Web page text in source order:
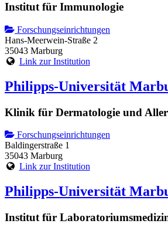
Institut für Immunologie
Forschungseinrichtungen
Hans-Meerwein-Straße 2
35043 Marburg
Link zur Institution
Philipps-Universität
Klinik für Dermatologie und
Forschungseinrichtungen
Baldingerstraße 1
35043 Marburg
Link zur Institution
Philipps-Universität
Institut für